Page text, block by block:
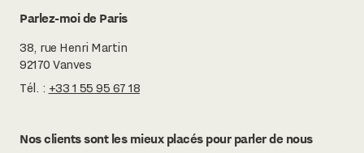
Parlez-moi de Paris
38, rue Henri Martin
92170 Vanves
Tél. : +33 1 55 95 67 18
Nos clients sont les mieux placés pour parler de nous